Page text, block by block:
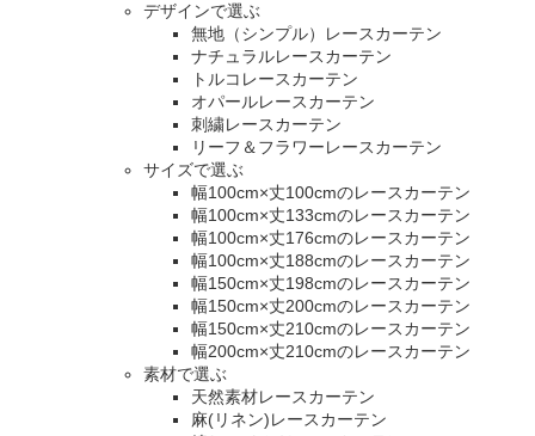
デザインで選ぶ
無地（シンプル）レースカーテン
ナチュラルレースカーテン
トルコレースカーテン
オパールレースカーテン
刺繍レースカーテン
リーフ＆フラワーレースカーテン
サイズで選ぶ
幅100cm×丈100cmのレースカーテン
幅100cm×丈133cmのレースカーテン
幅100cm×丈176cmのレースカーテン
幅100cm×丈188cmのレースカーテン
幅150cm×丈198cmのレースカーテン
幅150cm×丈200cmのレースカーテン
幅150cm×丈210cmのレースカーテン
幅200cm×丈210cmのレースカーテン
素材で選ぶ
天然素材レースカーテン
麻(リネン)レースカーテン